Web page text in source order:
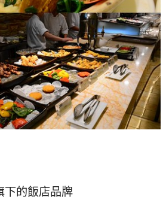
下的飯店品牌